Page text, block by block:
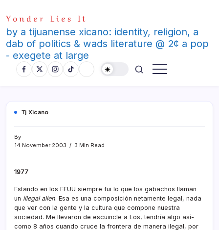
to
content
Yonder Lies It
by a tijuanense xicano: identity, religion, a
dab of politics & wads literature @ 2¢ a pop
- exegete at large
Tj Xicano
By
14 November 2003
3 Min Read
1977
Estando en los EEUU siempre fui lo que los gabachos llaman
un illegal alien. Esa es una composición netamente legal, nada
que ver con la gente y la cultura que compone nuestra
sociedad. Me llevaron de escuincle a Los, tendrí­a algo así­
como 8 años cuando cruce la frontera de manera ilegal, por